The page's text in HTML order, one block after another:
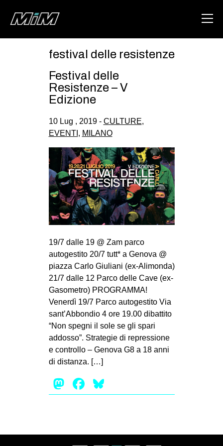
ABOUT
DEGENERAZIONE
CSOA LAMBRETTA
MSM
STUDENTI TSUNAMI
ZAM
MOBILITAZIONI
SPAZI
SPORT POPOLARE
MOVIMENTI
AMBIENTE
ANTIFASCISMO
DIRITTO ALL’ABITARE
GENERI
MIGRAZIONI
STUDENTI
festival delle resistenze
Festival delle
Resistenze – V
Edizione
10 Lug , 2019 - CULTURE,
EVENTI , MILANO
19/7 dalle 19 @ Zam parco
autogestito 20/7 tutt* a Genova @
piazza Carlo Giuliani (ex-Alimonda)
21/7 dalle 12 Parco delle Cave (ex-
Gasometro) PROGRAMMA!
Venerdì 19/7 Parco autogestito Via
sant’Abbondio 4 ore 19.00 dibattito
“Non spegni il sole se gli spari
addosso”. Strategie di repressione
e controllo – Genova G8 a 18 anni
di distanza. […]
Mastodon
Facebook